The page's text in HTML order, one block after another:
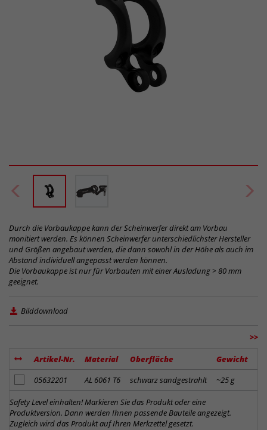
Durch die Vorbaukappe kann der Scheinwerfer direkt am Vorbau
monitiert werden. Es können Scheinwerfer unterschiedlichster Hersteller
und Größen angebaut werden, die dann sowohl in der Höhe als auch im
Abstand individuell angepasst werden können.
Die Vorbaukappe ist nur für Vorbauten mit einer Ausladung > 80 mm
geeignet.
Bilddownload
>>
Artikel-Nr. Material Oberfläche Gewicht
Artikel zum Merkzettel hinzufügen
05632201 AL 6061 T6 schwarz sandgestrahlt ~25 g
Safety Level einhalten! Markieren Sie das Produkt oder eine
Produktversion. Dann werden Ihnen passende Bauteile angezeigt.
Zugleich wird das Produkt auf Ihren Merkzettel gesetzt.